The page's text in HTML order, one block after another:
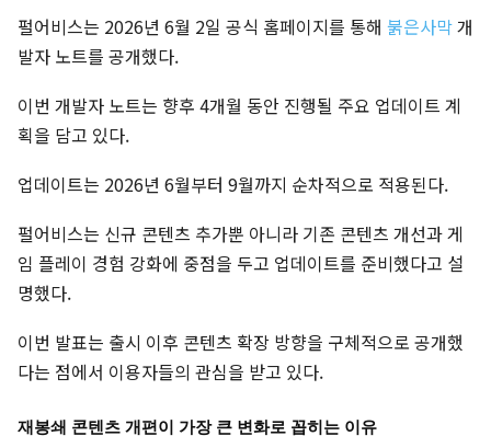
펄어비스는 2026년 6월 2일 공식 홈페이지를 통해 붉은사막개
발자 노트를 공개했다.
이번 개발자 노트는 향후 4개월 동안 진행될 주요 업데이트 계
획을 담고 있다.
업데이트는 2026년 6월부터 9월까지 순차적으로 적용된다.
펄어비스는 신규 콘텐츠 추가뿐 아니라 기존 콘텐츠 개선과 게
임 플레이 경험 강화에 중점을 두고 업데이트를 준비했다고 설
명했다.
이번 발표는 출시 이후 콘텐츠 확장 방향을 구체적으로 공개했
다는 점에서 이용자들의 관심을 받고 있다.
재봉쇄 콘텐츠 개편이 가장 큰 변화로 꼽히는 이유